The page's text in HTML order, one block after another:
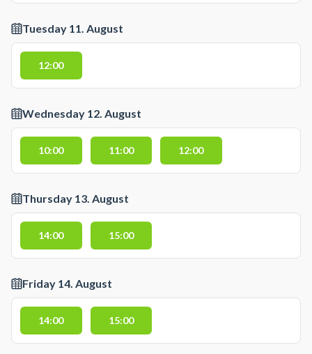
Tuesday 11. August
12:00
Wednesday 12. August
10:00 11:00 12:00
Thursday 13. August
14:00 15:00
Friday 14. August
14:00 15:00